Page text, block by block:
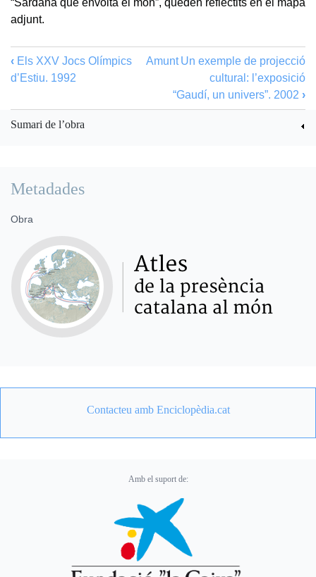
“Sardana que envolta el món”, queden reflectits en el mapa
adjunt.
‹ Els XXV Jocs Olímpics
d’Estiu. 1992
Amunt Un exemple de projecció
cultural: l’exposició
“Gaudí, un univers”. 2002 ›
Sumari de l’obra
Metadades
Obra
Contacteu amb Enciclopèdia.cat
Amb el suport de: